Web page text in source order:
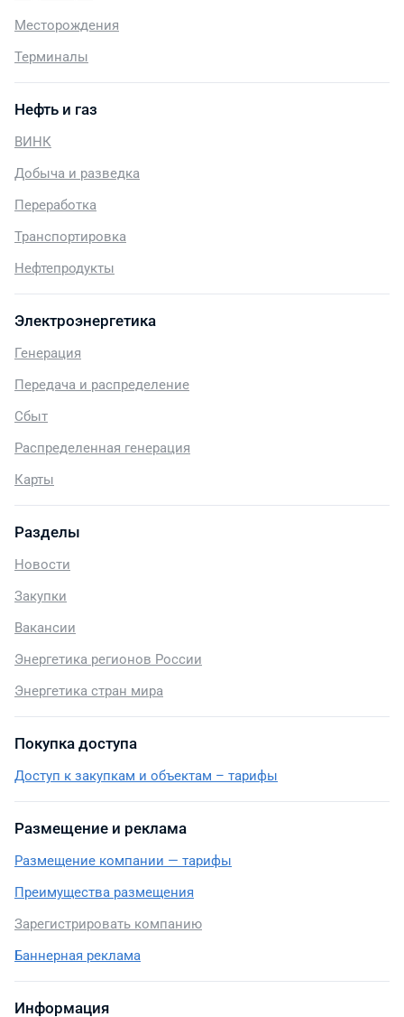
Месторождения
Терминалы
Нефть и газ
ВИНК
Добыча и разведка
Переработка
Транспортировка
Нефтепродукты
Электроэнергетика
Генерация
Передача и распределение
Сбыт
Распределенная генерация
Карты
Разделы
Новости
Закупки
Вакансии
Энергетика регионов России
Энергетика стран мира
Покупка доступа
Доступ к закупкам и объектам – тарифы
Размещение и реклама
Размещение компании — тарифы
Преимущества размещения
Зарегистрировать компанию
Баннерная реклама
Информация